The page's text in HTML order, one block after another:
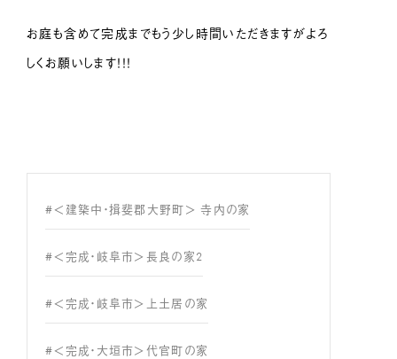
お庭も含めて完成までもう少し時間いただきますがよろ
しくお願いします！！！
#＜建築中・揖斐郡大野町＞ 寺内の家
#＜完成・岐阜市＞長良の家2
#＜完成・岐阜市＞上土居の家
#＜完成・大垣市＞代官町の家